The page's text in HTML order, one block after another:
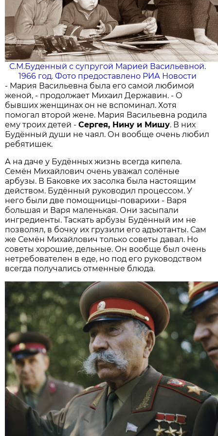
С.М.Буденный с супругой Марией Васильевной.
1966 год. Фото предоставлено РИА Новости
- Мария Васильевна была его самой любимой
женой, - продолжает Михаил Державин. - О
бывших женщинах он не вспоминал. Хотя
помогал второй жене. Мария Васильевна родила
ему троих детей -Сергея, Нину и Мишу. В них
Будённый души не чаял. Он вообще очень любил
ребятишек.
А на даче у Будённых жизнь всегда кипела.
Семён Михайлович очень уважал солёные
арбузы. В Баковке их засолка была настоящим
действом. Будённый руководил процессом. У
него были две помощницы-поварихи - Варя
большая и Варя маленькая. Они засыпали
ингредиенты. Таскать арбузы Будённый им не
позволял, в бочку их грузили его адъютанты. Сам
же Семён Михайлович только советы давал. Но
советы хорошие, дель­ные. Он вообще был очень
нетребователен в еде, но под его руководством
всегда получались отменные блюда.